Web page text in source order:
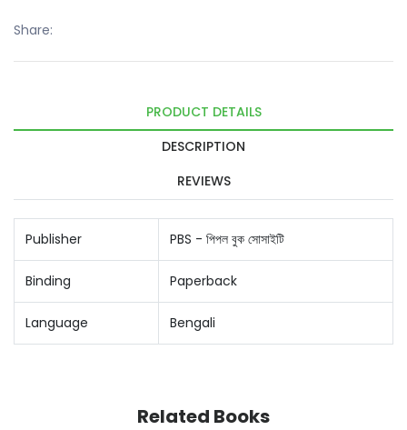
Share:
PRODUCT DETAILS
DESCRIPTION
REVIEWS
Publisher PBS - পিপল বুক সোসাইটি
Binding Paperback
Language Bengali
Related Books